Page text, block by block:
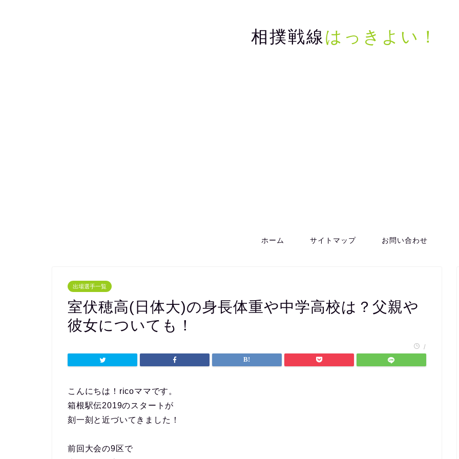
相撲戦線はっきよい！
ホーム サイトマップ お問い合わせ
出場選手一覧
室伏穂高(日体大)の身長体重や中学高校は？父親や
彼女についても！
/
こんにちは！ricoママです。
箱根駅伝2019のスタートが
刻一刻と近づいてきました！
前回大会の9区で